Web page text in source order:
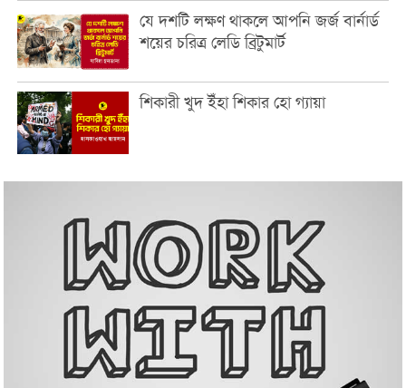
যে দশটি লক্ষণ থাকলে আপনি জর্জ বার্নার্ড
শয়ের চরিত্র লেডি ব্রিটুমার্ট
শিকারী খুদ ইঁহা শিকার হো গ্যায়া